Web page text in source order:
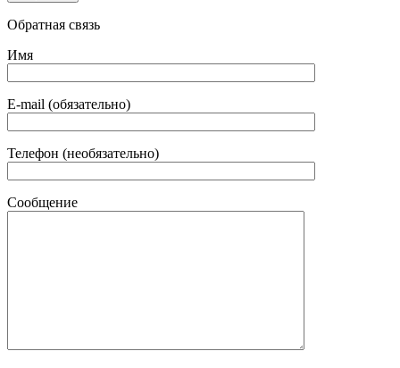
Обратная связь
Имя
E-mail (обязательно)
Телефон (необязательно)
Сообщение